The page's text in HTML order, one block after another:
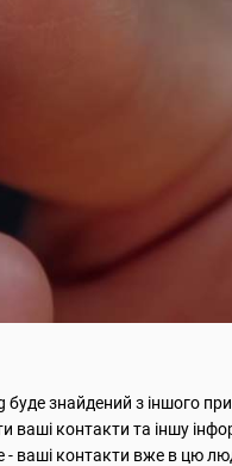
знайдений з іншого
контакти та іншу
- ваші контакти вже в цю